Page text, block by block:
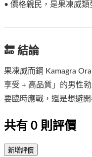
• 價格親民，是果凍威
🔚 結論
果凍威而鋼 Kamagra
享受 + 高品質」的男性
要臨時應戰，還是想避
共有 0 則評價
新增評價